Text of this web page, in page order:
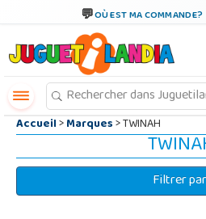
OÙ EST MA COMMANDE?
Accueil>Marques> TWINAH
Filtrer